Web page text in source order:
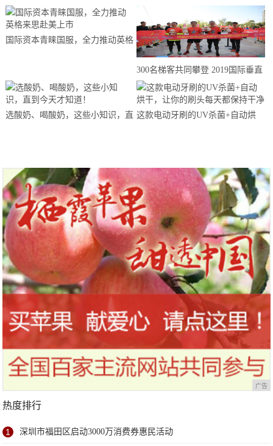
国际资本青睐国服，全力推动英格
300名梯客共同攀登 2019国际垂直
马拉松超级精英赛顺德海骏达中心
站欢乐开跑
选酸奶、喝酸奶，这些小知识，直 这款电动牙刷的UV杀菌+自动烘
广告
热度排行
1 深圳市福田区启动3000万消费券惠民活动